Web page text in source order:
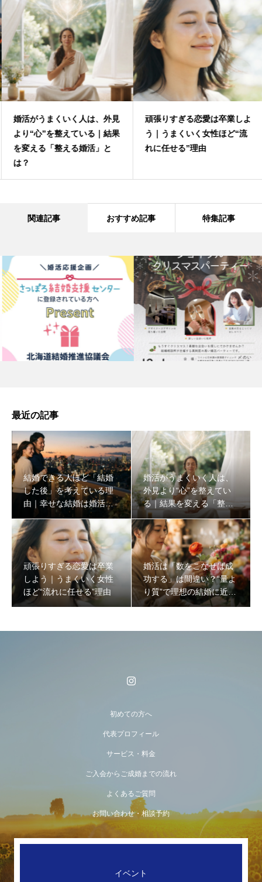
婚活がうまくいく人は、外見
より“心”を整えている｜結果
を変える「整える婚活」と
は？
頑張りすぎる恋愛は卒業しよ
う｜うまくいく女性ほど“流
れに任せる”理由
関連記事 おすすめ記事 特集記事
最近の記事
結婚できる人ほど「結婚
した後」を考えている理
由｜幸せな結婚は婚活の
始め方で決まる
婚活がうまくいく人は、
外見より“心”を整えてい
る｜結果を変える「整え
る婚活」とは？
頑張りすぎる恋愛は卒業
しよう｜うまくいく女性
ほど“流れに任せる”理由
婚活は「数をこなせば成
功する」は間違い？“量よ
り質”で理想の結婚に近づ
く方法
初めての方へ
代表プロフィール
サービス・料金
ご入会からご成婚までの流れ
よくあるご質問
お問い合わせ・相談予約
イベント